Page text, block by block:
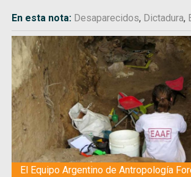
En esta nota: Desaparecidos, Dictadura,
El Equipo Argentino de Antropología